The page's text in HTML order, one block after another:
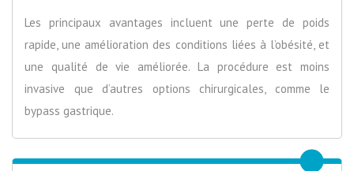
Les principaux avantages incluent une perte de poids
rapide, une amélioration des conditions liées à l’obésité, et
une qualité de vie améliorée. La procédure est moins
invasive que d’autres options chirurgicales, comme le
bypass gastrique.